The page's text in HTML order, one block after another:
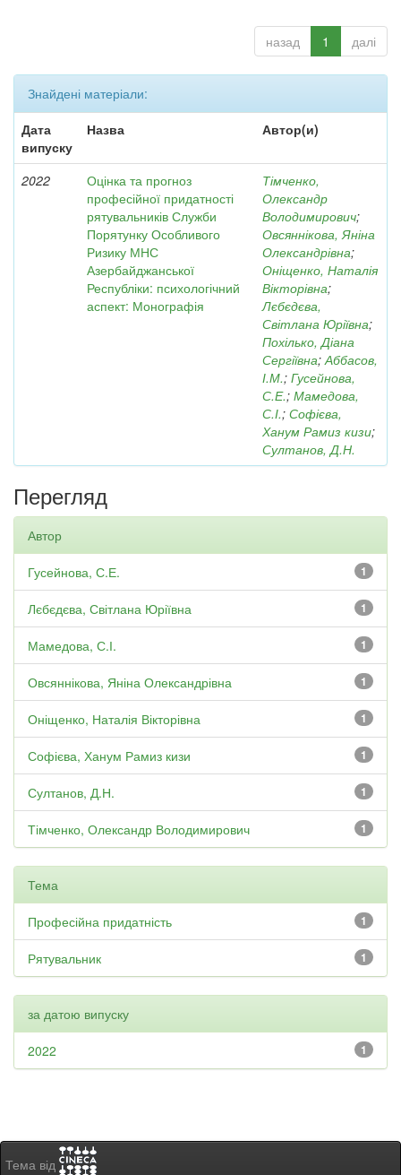
назад 1 далі
Знайдені матеріали:
Дата
випуску
Назва Автор(и)
2022
Оцінка та прогноз
професійної придатності
рятувальників Служби
Порятунку Особливого
Ризику МНС
Азербайджанської
Республіки: психологічний
аспект: Монографія
Тімченко,
Олександр
Володимирович;
Овсяннікова, Яніна
Олександрівна;
Оніщенко, Наталія
Вікторівна;
Лєбєдєва,
Світлана Юріївна;
Похілько, Діана
Сергіївна;Аббасов,
І.М.; Гусейнова,
С.Е.; Мамедова,
С.І.; Софієва,
Ханум Рамиз кизи;
Султанов, Д.Н.
Перегляд
Автор
1
Гусейнова, С.Е.
1
Лєбєдєва, Світлана Юріївна
1
Мамедова, С.І.
1
Овсяннікова, Яніна Олександрівна
1
Оніщенко, Наталія Вікторівна
1
Софієва, Ханум Рамиз кизи
1
Султанов, Д.Н.
1
Тімченко, Олександр Володимирович
Тема
1
Професійна придатність
1
Рятувальник
за датою випуску
1
2022
Тема від